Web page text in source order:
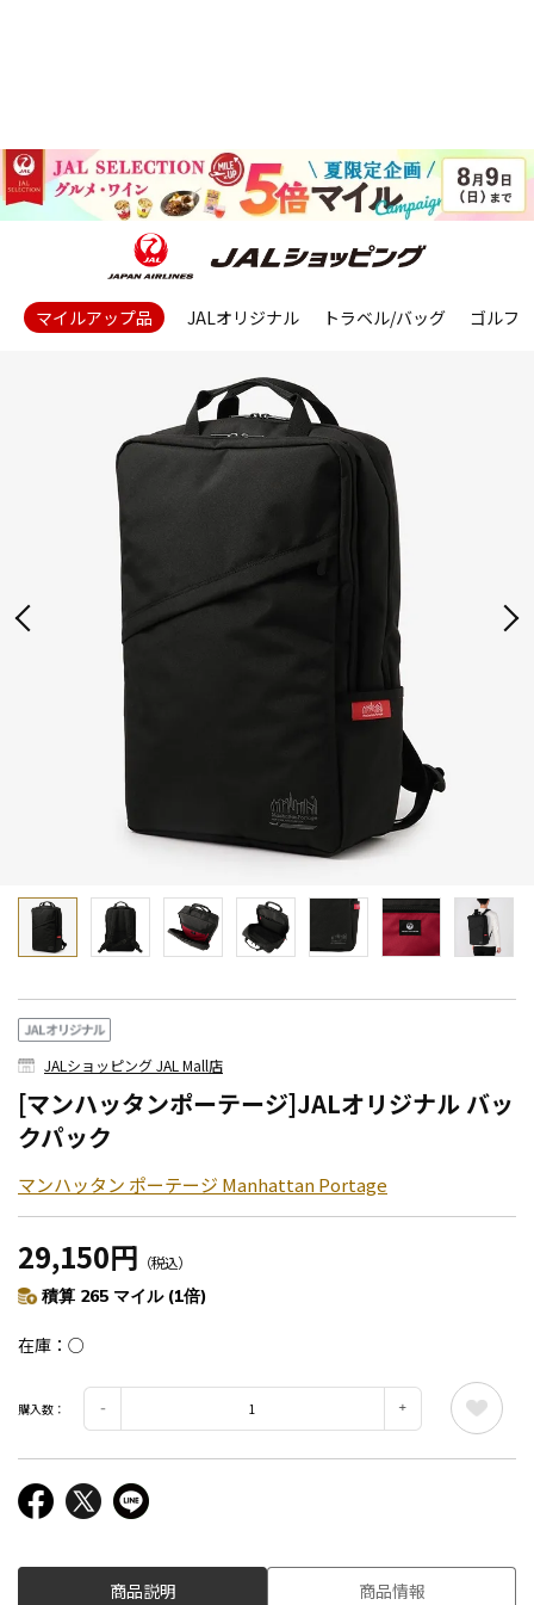
マイルアップ品 JALオリジナル トラベル/バッグ ゴルフ
JALショッピング JAL Mall店
[マンハッタンポーテージ]JALオリジナル バッ
クパック
マンハッタン ポーテージ Manhattan Portage
29,150円 （税込）
積算 265 マイル (1倍)
在庫 ○
購入数：
商品説明 商品情報